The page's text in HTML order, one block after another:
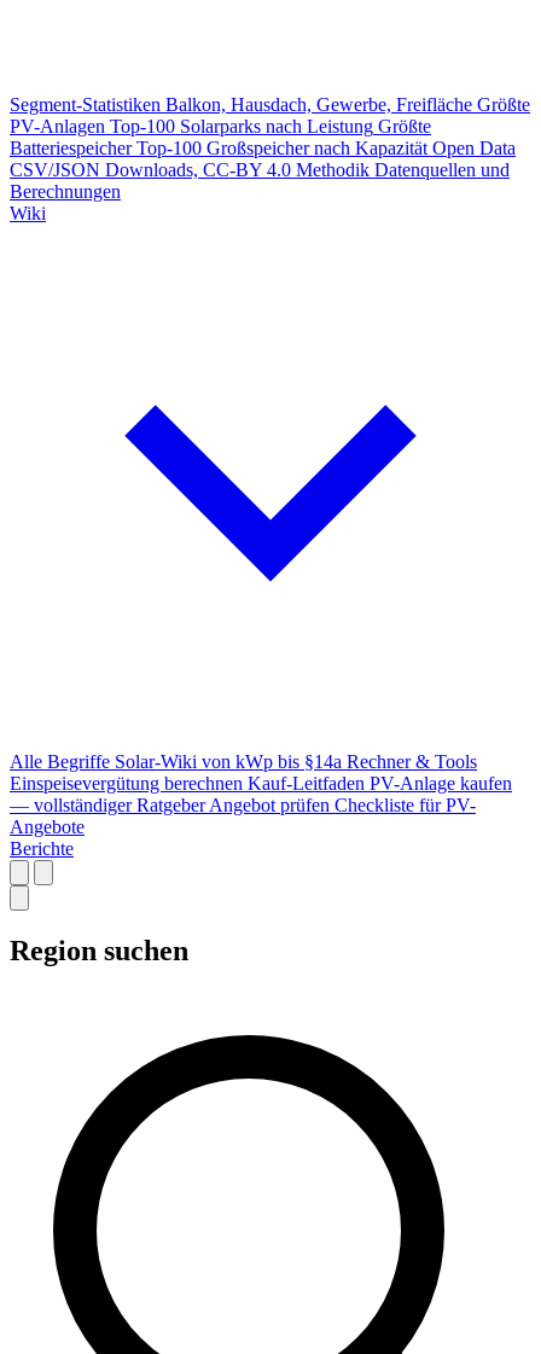
Segment-Statistiken Balkon, Hausdach, Gewerbe, Freifläche Größte
PV-Anlagen Top-100 Solarparks nach Leistung Größte
Batteriespeicher Top-100 Großspeicher nach Kapazität Open Data
CSV/JSON Downloads, CC-BY 4.0 Methodik Datenquellen und
Berechnungen
Wiki
Alle Begriffe Solar-Wiki von kWp bis §14a Rechner & Tools
Einspeisevergütung berechnen Kauf-Leitfaden PV-Anlage kaufen
— vollständiger Ratgeber Angebot prüfen Checkliste für PV-
Angebote
Berichte
Region suchen